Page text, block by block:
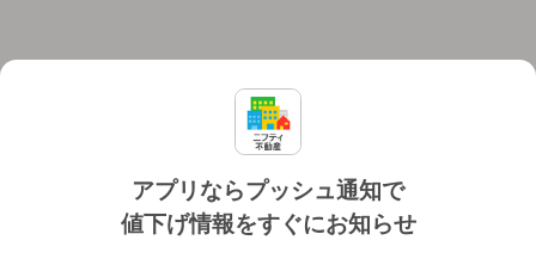
アプリならプッシュ通知で
値下げ情報をすぐにお知らせ
個人情報保護ポリシー 利用規約